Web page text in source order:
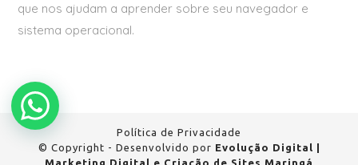
que nos ajudam a aprender sobre seu navegador e
sistema operacional.
Política de Privacidade
© Copyright - Desenvolvido por Evolução Digital |
Marketing Digital e Criação de Sites Maringá